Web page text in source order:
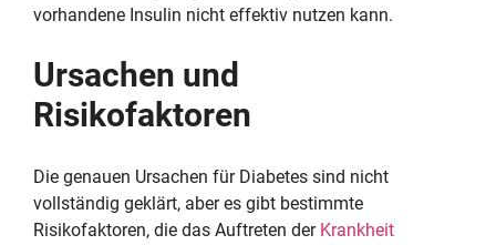
vorhandene Insulin nicht effektiv nutzen kann.
Ursachen und
Risikofaktoren
Die genauen Ursachen für Diabetes sind nicht
vollständig geklärt, aber es gibt bestimmte
Risikofaktoren, die das Auftreten der Krankheit